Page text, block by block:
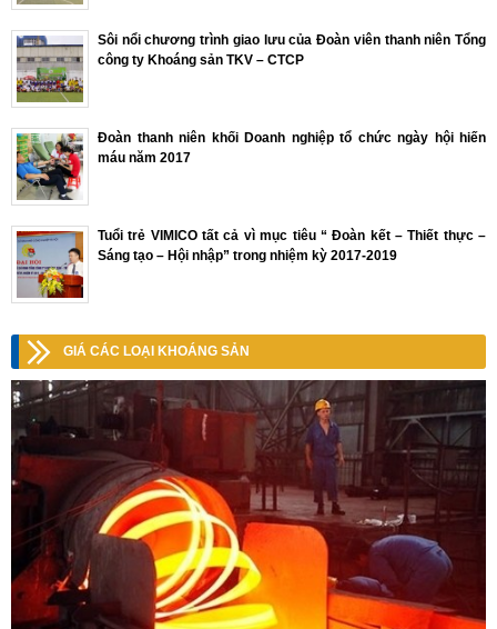
Sôi nổi chương trình giao lưu của Đoàn viên thanh niên Tổng
công ty Khoáng sản TKV – CTCP
Đoàn thanh niên khối Doanh nghiệp tổ chức ngày hội hiến
máu năm 2017
Tuổi trẻ VIMICO tất cả vì mục tiêu “ Đoàn kết – Thiết thực –
Sáng tạo – Hội nhập” trong nhiệm kỳ 2017-2019
GIÁ CÁC LOẠI KHOÁNG SẢN